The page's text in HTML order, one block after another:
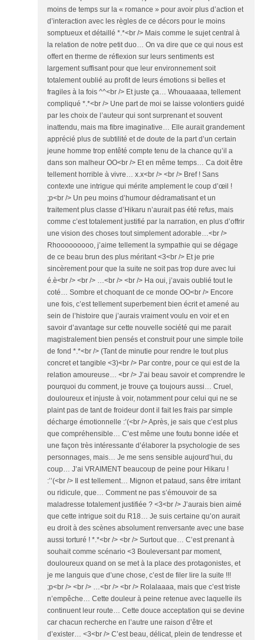
moins de temps sur la « romance » pour avoir plus d’action et
d’interaction avec les règles de ce décors pour le moins
somptueux et détaillé *.*<br /> Mais comme le sujet central à
la relation de notre petit duo… On va dire que ce qui nous est
offert en therme de réflexion sur leurs sentiments est
largement suffisant pour que leur environnement soit
totalement oublié au profit de leurs émotions si belles et
fragiles à la fois ^^<br /> Et juste ça… Whouaaaaa, tellement
compliqué *.*<br /> Une part de moi se laisse volontiers guidé
par les choix de l’auteur qui sont surprenant et souvent
inattendu, mais ma fibre imaginative… Elle aurait grandement
apprécié plus de subtilité et de doute de la part d’un certain
jeune homme trop entêté compte tenu de la chance qu’il a
dans son malheur OO<br /> Et en même temps… Ca doit être
tellement horrible à vivre… x.x<br /> <br /> Bref ! Sans
contexte une intrigue qui mérite amplement le coup d’œil !
;p<br /> Un peu moins d’humour dédramatisant et un
traitement plus classe d’Hikaru n’aurait pas été refus, mais
comme c’est totalement justifié par la narration, en plus d’offrir
une vision des choses tout simplement adorable…<br />
Rhooooooooo, j’aime tellement la sympathie qui se dégage
de ce beau brun des plus méritant <3<br /> Et je prie
sincèrement pour que la suite ne soit pas trop dure avec lui
é.è<br /> <br /> …<br /> <br /> Ha oui, j’avais oublié tout le
coté… Sombre et choquant de ce monde OO<br /> Encore
une fois, c’est tellement superbement bien écrit et amené au
sein de l’histoire que j’aurais vraiment voulu en voir et en
savoir d’avantage sur cette nouvelle société qui me parait
magistralement bien pensés et construit pour une simple toile
de fond *.*<br /> (Tant de minutie pour rendre le tout plus
concret et tangible <3)<br /> Par contre, pour ce qui est de la
relation amoureuse… <br /> J’ai beau savoir et comprendre le
pourquoi du comment, je trouve ça toujours aussi… Cruel,
douloureux et injuste à voir, notamment pour celui qui ne se
plaint pas de tant de froideur dont il fait les frais par simple
décharge émotionnelle :’(<br /> Après, je sais que c’est plus
que compréhensible… C’est même une foutu bonne idée et
une façon très intéressante d’élaborer la psychologie de ses
personnages, mais… Je me sens sensible aujourd’hui, du
coup… J’ai VRAIMENT beaucoup de peine pour Hikaru !
:’’(<br /> Il est tellement… Mignon et pataud, sans être irritant
ou ridicule, que… Comment ne pas s’émouvoir de sa
maladresse totalement justifiée ? <3<br /> J’aurais bien aimé
que cette intrigue soit du R18… Je suis certaine qu’on aurait
eu droit à des scènes absolument renversante avec une base
aussi torturé ! *.*<br /> <br /> Surtout que… C’est prenant à
souhait comme scénario <3 Bouleversant par moment,
douloureux quand on se met à la place des protagonistes, et
je me languis que d’une chose, c’est de filer lire la suite !!!
;p<br /> <br /> …<br /> <br /> Rolalaaaa, mais que c’est triste
n’empêche… Cette douleur à peine retenue avec laquelle ils
continuent leur route… Cette douce acceptation qui se devine
car chacun recherche en l’autre une raison d’être et
d’exister… <3<br /> C’est beau, délicat, plein de tendresse et